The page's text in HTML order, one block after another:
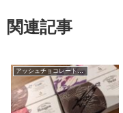
関連記事
アッシュチョコレートワールド